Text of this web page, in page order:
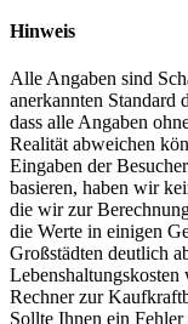
Hinweis
Alle Angaben sind
anerkannten Standard
dass alle Angaben
Realität abweichen
Eingaben der
basieren, haben wir
die wir zur
die Werte in einigen
Großstädten deutlich
Rechner zur
Sollte Ihnen ein